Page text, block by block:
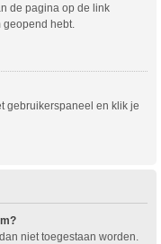
de pagina op de link
geopend hebt.
gebruikerspaneel en klik je
niet toegestaan worden.